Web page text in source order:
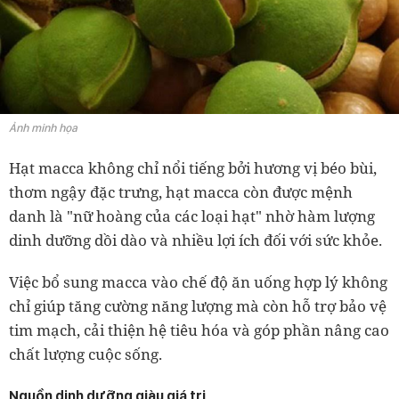
Ảnh minh họa
Hạt macca không chỉ nổi tiếng bởi hương vị béo bùi,
thơm ngậy đặc trưng, hạt macca còn được mệnh
danh là "nữ hoàng của các loại hạt" nhờ hàm lượng
dinh dưỡng dồi dào và nhiều lợi ích đối với sức khỏe.
Việc bổ sung macca vào chế độ ăn uống hợp lý không
chỉ giúp tăng cường năng lượng mà còn hỗ trợ bảo vệ
tim mạch, cải thiện hệ tiêu hóa và góp phần nâng cao
chất lượng cuộc sống.